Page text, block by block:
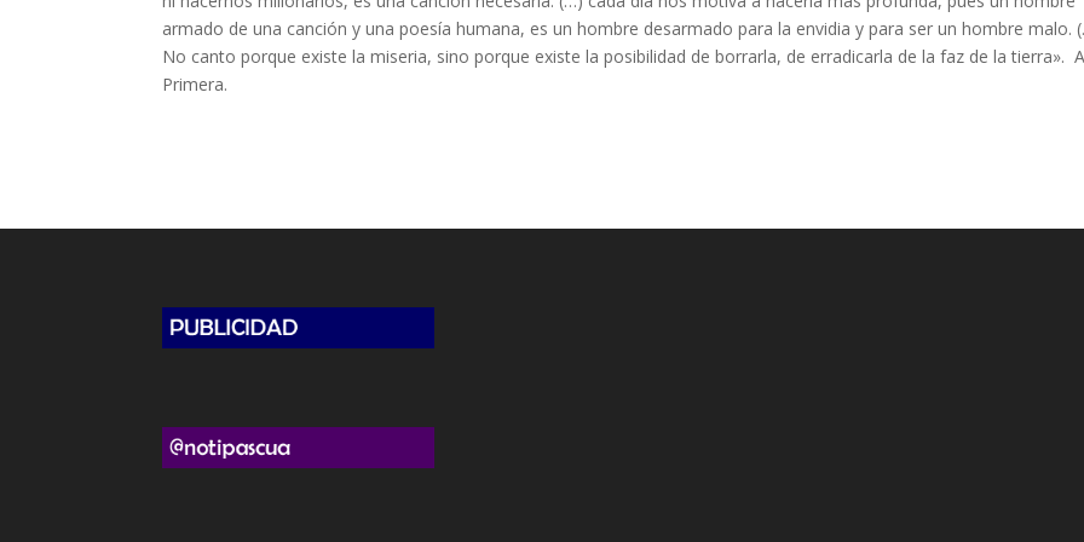
armado de una canción y una poesía humana, es un hombre desarmado para la envidia y para ser un hombre malo.
No canto porque existe la miseria, sino porque existe la posibilidad de borrarla, de erradicarla de la faz de la tierra».
Primera.